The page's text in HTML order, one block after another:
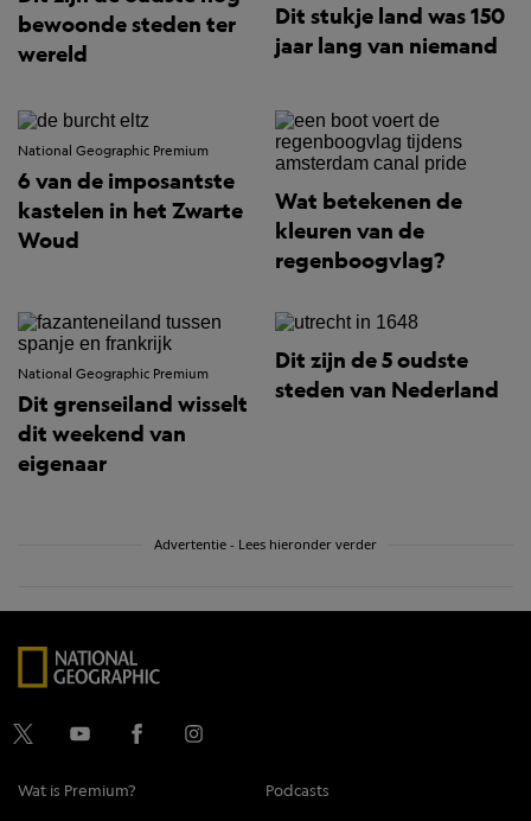
bewoonde steden ter
wereld
Dit stukje land was 150
jaar lang van niemand
National Geographic Premium
6 van de imposantste
kastelen in het Zwarte
Woud
Wat betekenen de
kleuren van de
regenboogvlag?
National Geographic Premium
Dit grenseiland wisselt
dit weekend van
eigenaar
Dit zijn de 5 oudste
steden van Nederland
Advertentie - Lees hieronder verder
Wat is Premium?
Podcasts